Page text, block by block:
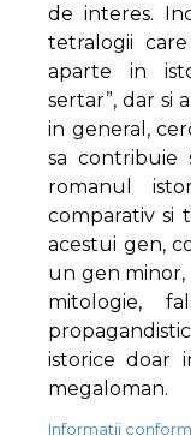
de interes.
tetralogii
aparte in
sertar”, dar si
in general,
sa contribuie
romanul
comparativ si
acestui gen,
un gen
mitologie,
istorice doar
megaloman.
Informatii